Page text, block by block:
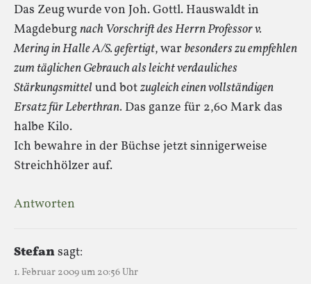
Das Zeug wurde von Joh. Gottl. Hauswaldt in
Magdeburgnach Vorschrift des Herrn Professor v.
Mering in Halle A/S. gefertigt, war besonders zu empfehlen
zum täglichen Gebrauch als leicht verdauliches
Stärkungsmittel und botzugleich einen vollständigen
Ersatz für Leberthran. Das ganze für 2,60 Mark das
halbe Kilo.
Ich bewahre in der Büchse jetzt sinnigerweise
Streichhölzer auf.
Antworten
Stefansagt:
1. Februar 2009 um 20:56 Uhr